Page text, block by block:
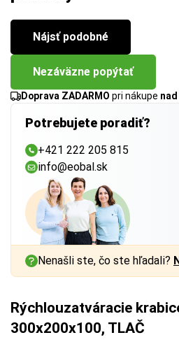
Nájsť podobné
Nezáväzne popýtať
Doprava ZADARMO pri nákupe
Potrebujete poradiť?
+421 222 205 815
info@eobal.sk
Nenašli ste, čo ste hľadali?
Rýchlouzatváracie
300x200x100, TLAČ